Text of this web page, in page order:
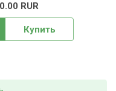
RUR
Купить